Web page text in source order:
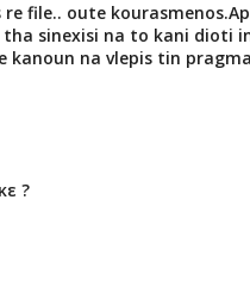
file.. oute
sinexisi na to kani
kanoun na vlepis tin
?